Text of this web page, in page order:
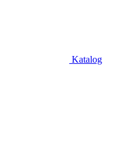
Katalog